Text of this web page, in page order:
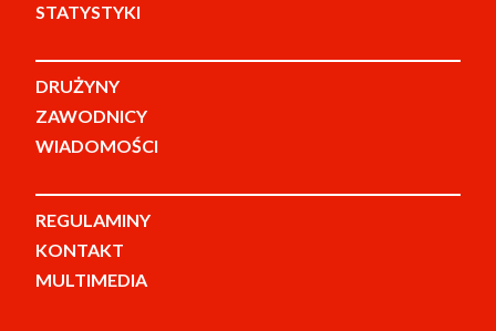
STATYSTYKI
DRUŻYNY
ZAWODNICY
WIADOMOŚCI
REGULAMINY
KONTAKT
MULTIMEDIA